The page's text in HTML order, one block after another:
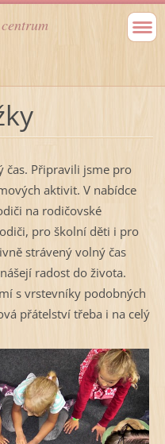
čas. Připravili jsme pro
aktivit. V nabídce
na rodičovské
pro školní děti i pro
strávený volný čas
radost do života.
s vrstevníky podobných
přátelství třeba i na celý